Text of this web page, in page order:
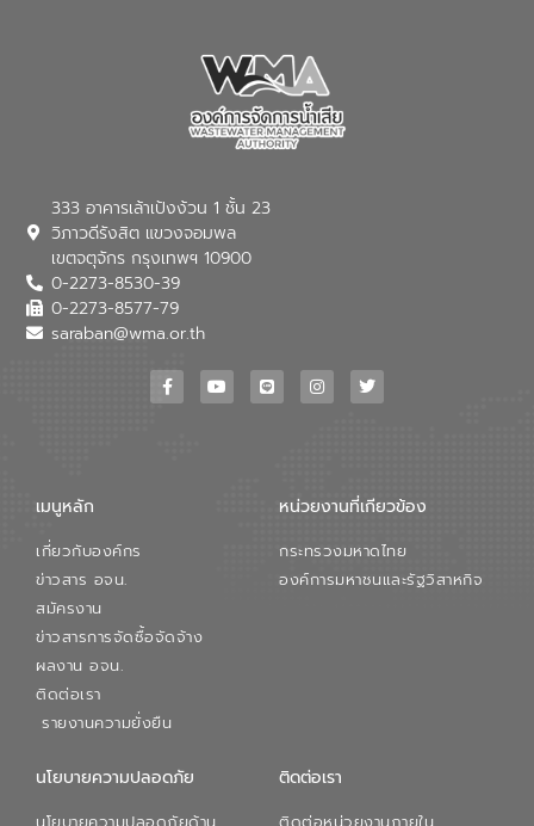
333 อาคารเล้าเป้งง้วน 1 ชั้น 23
วิภาวดีรังสิต แขวงจอมพล
เขตจตุจักร กรุงเทพฯ 10900
0-2273-8530-39
0-2273-8577-79
saraban@wma.or.th
เมนูหลัก
เกี่ยวกับองค์กร
ข่าวสาร อจน.
สมัครงาน
ข่าวสารการจัดซื้อจัดจ้าง
ผลงาน อจน.
ติดต่อเรา
รายงานความยั่งยืน
หน่วยงานที่เกียวข้อง
กระทรวงมหาดไทย
องค์การมหาชนและรัฐวิสาหกิจ
นโยบายความปลอดภัย ติดต่อเรา